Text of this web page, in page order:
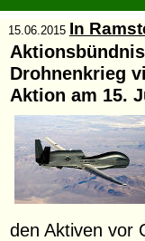
15.06.2015 In
Drohnenkrieg
Aktion am 15.
den Aktiven vor